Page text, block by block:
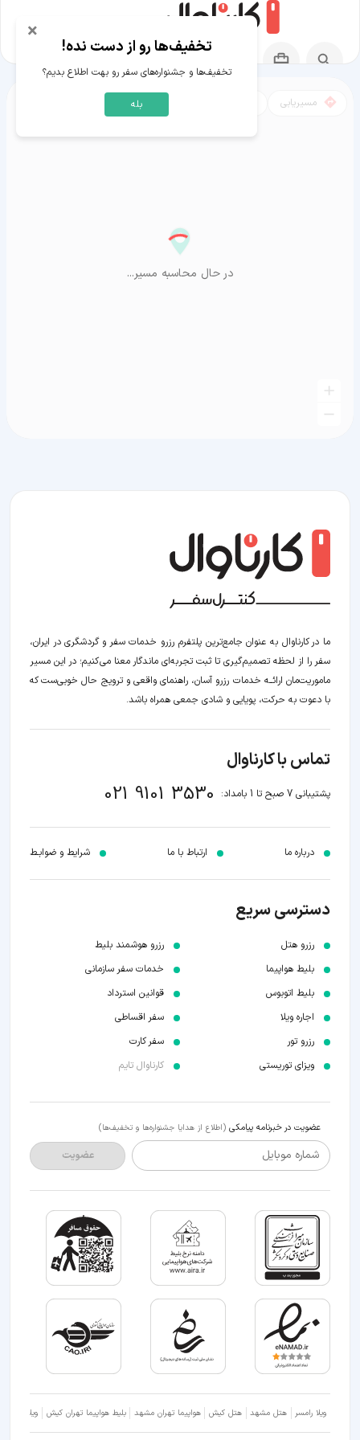
مسیریابی
در حال محاسبه مسیر...
ما در کارناوال به عنوان جامع‌ترین پلتفرم رزرو خدمات سفر و گردشگری در ایران،
سفر را از لحظه‌ تصمیم‌گیری تا ثبت تجربه‌ای ماندگار معنا می‌کنیم؛ در این مسیر‍
ماموریت‌مان اراﺋــﻪ خدمات رزرو آسان، راهنمای واقعی و ترویج حال خوبی‌ست که
با دعوت به حرکت، پویایی و شادی جمعی همراه باشد.
تماس با کارناوال
پشتیبانی 7 صبح تا 1 بامداد: 021 9101 3530
درباره ما ارتباط با ما شرایط و ضوابـط
دسترسی سریع
رزرو هتل
بلیط هواپیما
بلیط اتوبوس
اجاره ویلا
رزرو تور
ویزای توریستی
رزرو هوشمند بلیط
خدمات سفر سازمانی
قوانین استرداد
سفر اقساطی
سفر کارت
کارناوال تایم
عضویت در خبرنامه پیامکی (اطلاع از هدایا جشنواره‌ها و تخفیف‌ها)
شماره موبایل عضویت
ویلا رامسر هتل مشهد هتل کیش هواپیما تهران مشهد بلیط هواپیما تهران کیش ویلا شمال
× تخفیف‌ها رو از دست نده!
تخفیف‌ها و جشنواره‌های سفر رو بهت اطلاع بدیم؟
بله